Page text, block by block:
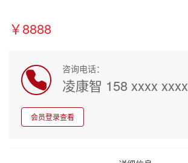
￥8888
咨询电话：
凌康智 158 xxxx xxxx
会员登录查看